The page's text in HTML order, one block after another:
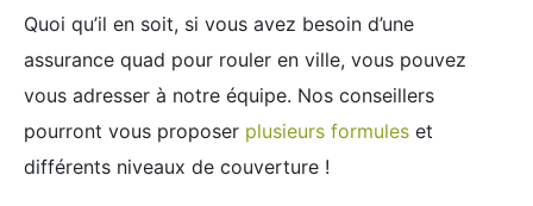
Quoi qu’il en soit, si vous avez besoin d’une
assurance quad pour rouler en ville, vous pouvez
vous adresser à notre équipe. Nos conseillers
pourront vous proposer plusieurs formules et
différents niveaux de couverture !